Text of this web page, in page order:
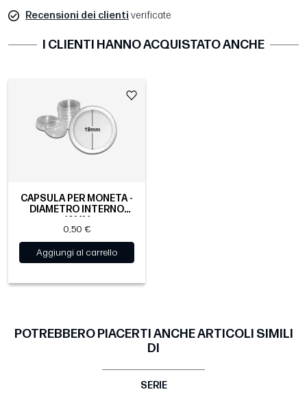
Recensioni dei clienti verificate
I CLIENTI HANNO ACQUISTATO ANCHE
CAPSULA PER MONETA -
DIAMETRO INTERNO
19MM
0,50 €
Aggiungi al carrello
POTREBBERO PIACERTI ANCHE ARTICOLI SIMILI
DI
SERIE